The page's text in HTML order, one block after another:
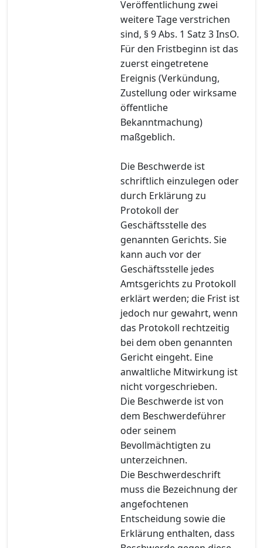
Veröffentlichung zwei
weitere Tage verstrichen
sind, § 9 Abs. 1 Satz 3 InsO.
Für den Fristbeginn ist das
zuerst eingetretene
Ereignis (Verkündung,
Zustellung oder wirksame
öffentliche
Bekanntmachung)
maßgeblich.
Die Beschwerde ist
schriftlich einzulegen oder
durch Erklärung zu
Protokoll der
Geschäftsstelle des
genannten Gerichts. Sie
kann auch vor der
Geschäftsstelle jedes
Amtsgerichts zu Protokoll
erklärt werden; die Frist ist
jedoch nur gewahrt, wenn
das Protokoll rechtzeitig
bei dem oben genannten
Gericht eingeht. Eine
anwaltliche Mitwirkung ist
nicht vorgeschrieben.
Die Beschwerde ist von
dem Beschwerdeführer
oder seinem
Bevollmächtigten zu
unterzeichnen.
Die Beschwerdeschrift
muss die Bezeichnung der
angefochtenen
Entscheidung sowie die
Erklärung enthalten, dass